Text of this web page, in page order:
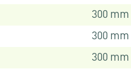
300 mm
300 mm
300 mm